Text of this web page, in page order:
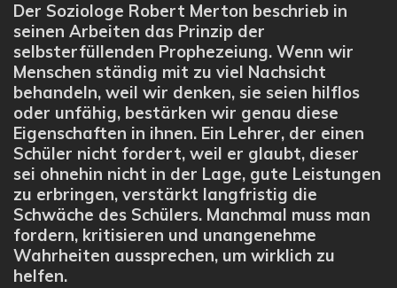
Der Soziologe Robert Merton beschrieb in
seinen Arbeiten das Prinzip der
selbsterfüllenden Prophezeiung. Wenn wir
Menschen ständig mit zu viel Nachsicht
behandeln, weil wir denken, sie seien hilflos
oder unfähig, bestärken wir genau diese
Eigenschaften in ihnen. Ein Lehrer, der einen
Schüler nicht fordert, weil er glaubt, dieser
sei ohnehin nicht in der Lage, gute Leistungen
zu erbringen, verstärkt langfristig die
Schwäche des Schülers. Manchmal muss man
fordern, kritisieren und unangenehme
Wahrheiten aussprechen, um wirklich zu
helfen.